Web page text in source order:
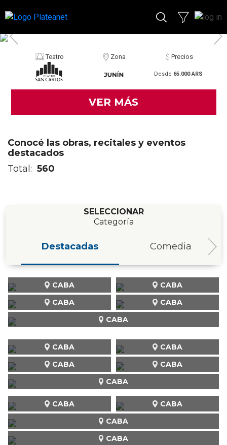
Teatro Zona Precios
Desde 65.000 ARS
VER MÁS
Conocé las obras, recitales y eventos
destacados
Total: 560
SELECCIONAR
Categoría
Destacadas Comedia
CABA
CABA
CABA
CABA
CABA
CABA CABA
CABA
CABA CABA
CABA
CABA CABA
CABA